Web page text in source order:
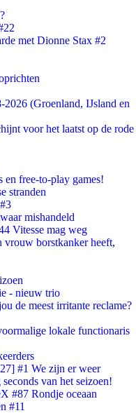
met Dionne Stax #2
(Groenland, IJsland en
voor het laatst op de rode
en free-to-play games!
stranden
mishandeld
Vitesse mag weg
borstkanker heeft,
- nieuw trio
de meest irritante reclame?
lokale functionaris
#1 We zijn er weer
van het seizoen!
#87 Rondje oceaan
#11